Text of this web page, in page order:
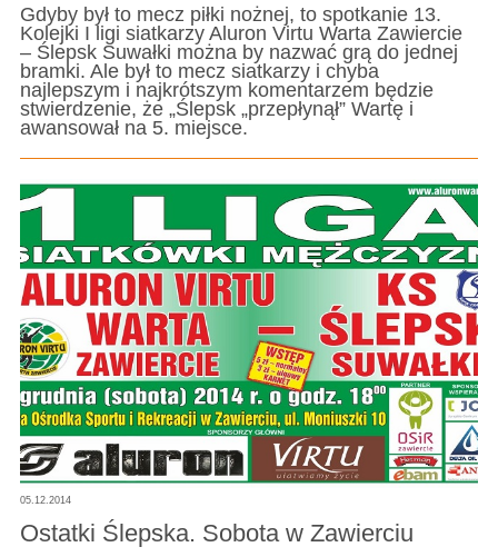
Gdyby był to mecz piłki nożnej, to spotkanie 13.
Kolejki I ligi siatkarzy Aluron Virtu Warta Zawiercie
– Ślepsk Suwałki można by nazwać grą do jednej
bramki. Ale był to mecz siatkarzy i chyba
najlepszym i najkrótszym komentarzem będzie
stwierdzenie, że „Ślepsk „przepłynął” Wartę i
awansował na 5. miejsce.
05.12.2014
Ostatki Ślepska. Sobota w Zawierciu